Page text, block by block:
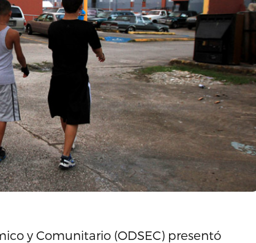
y Comunitario (ODSEC) presentó